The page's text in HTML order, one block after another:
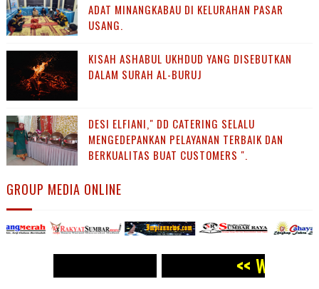
ADAT MINANGKABAU DI KELURAHAN PASAR
USANG.
KISAH ASHABUL UKHDUD YANG DISEBUTKAN
DALAM SURAH AL-BURUJ
DESI ELFIANI," DD CATERING SELALU
MENGEDEPANKAN PELAYANAN TERBAIK DAN
BERKUALITAS BUAT CUSTOMERS ".
GROUP MEDIA ONLINE
WWW.PANJI